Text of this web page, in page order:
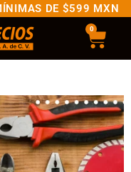
DE $599 MXN
0